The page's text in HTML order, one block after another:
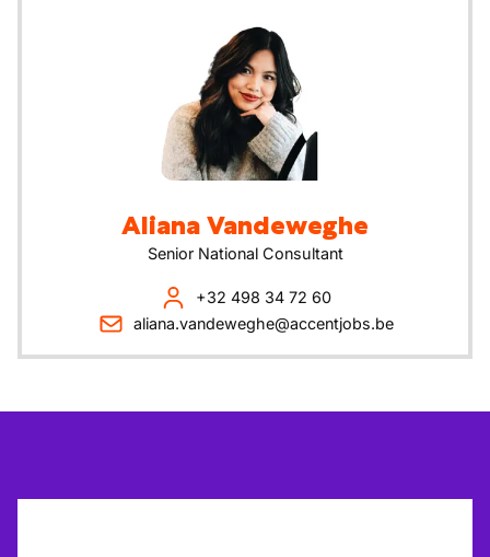
AlianaVandeweghe
Senior National Consultant
+32 498 34 72 60
aliana.vandeweghe@accentjobs.be